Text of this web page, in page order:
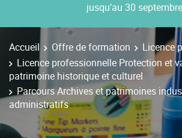
jusqu’au 30 septembre
Accueil Offre de formation
Licence
Licence professionnelle Protection et
patrimoine historique et culturel
Parcours Archives et patrimoines
administratifs